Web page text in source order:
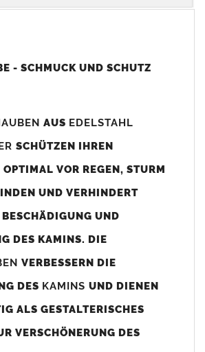
beziehen sich immer auf das
angefertigt (siehe Bild/Zeichnung unten).
anfragen).
unten) angefertigt. Sollten die Bohrungen
"ohne"Bohrungen (Auswahlfeld)
Abstand vom Kaminrand ca.
- SCHMUCK UND SCHUTZ
AUS EDELSTAHL
SCHÜTZEN IHREN
OPTIMAL VOR REGEN, STURM
UND VERHINDERT
UND
DES KAMINS. DIE
VERBESSERN DIE
DES KAMINS UND DIENEN
ALS GESTALTERISCHES
VERSCHÖNERUNG DES